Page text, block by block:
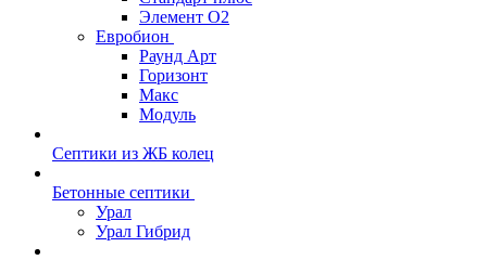
Элемент О2
Евробион
Раунд Арт
Горизонт
Макс
Модуль
Септики из ЖБ колец
Бетонные септики
Урал
Урал Гибрид